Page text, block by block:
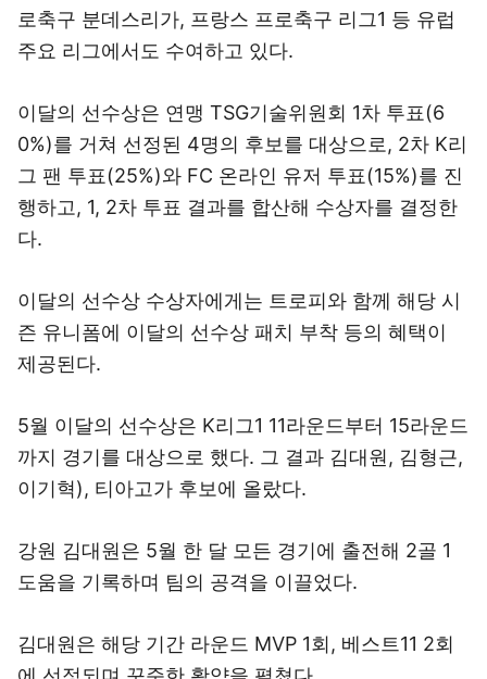
로축구 분데스리가, 프랑스 프로축구 리그1 등 유럽
주요 리그에서도 수여하고 있다.
이달의 선수상은 연맹 TSG기술위원회 1차 투표(6
0%)를 거쳐 선정된 4명의 후보를 대상으로, 2차 K리
그 팬 투표(25%)와 FC 온라인 유저 투표(15%)를 진
행하고, 1, 2차 투표 결과를 합산해 수상자를 결정한
다.
이달의 선수상 수상자에게는 트로피와 함께 해당 시
즌 유니폼에 이달의 선수상 패치 부착 등의 혜택이
제공된다.
5월 이달의 선수상은 K리그1 11라운드부터 15라운드
까지 경기를 대상으로 했다. 그 결과 김대원, 김형근,
이기혁), 티아고가 후보에 올랐다.
강원 김대원은 5월 한 달 모든 경기에 출전해 2골 1
도움을 기록하며 팀의 공격을 이끌었다.
김대원은 해당 기간 라운드 MVP 1회, 베스트11 2회